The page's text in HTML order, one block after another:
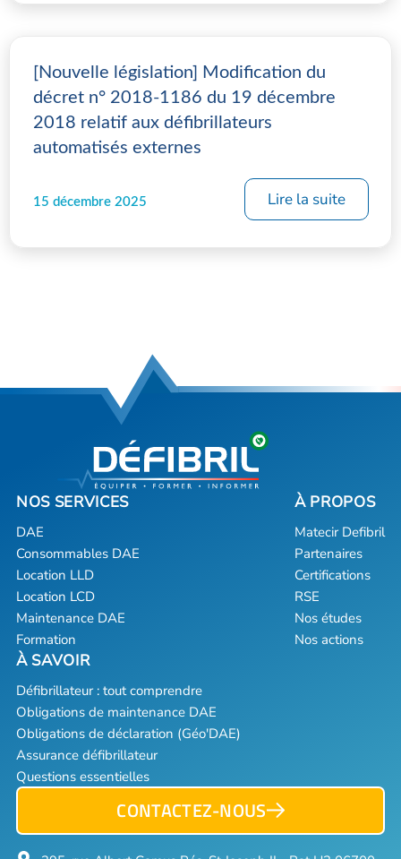
[Nouvelle législation] Modification du
décret n° 2018-1186 du 19 décembre
2018 relatif aux défibrillateurs
automatisés externes
15 décembre 2025 Lire la suite
DAE
Consommables DAE
Location LLD
Location LCD
Maintenance DAE
Formation
Matecir Defibril
Partenaires
Certifications
RSE
Nos études
Nos actions
Défibrillateur : tout comprendre
Obligations de maintenance DAE
Obligations de déclaration (Géo'DAE)
Assurance défibrillateur
Questions essentielles
CONTACTEZ-NOUS